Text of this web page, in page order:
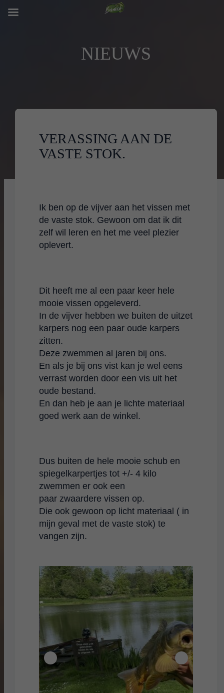
NIEUWS
VERASSING AAN DE
VASTE STOK.
Ik ben op de vijver aan het vissen met
de vaste stok. Gewoon om dat ik dit
zelf wil leren en het me veel plezier
oplevert.
Dit heeft me al een paar keer hele
mooie vissen opgeleverd.
In de vijver hebben we buiten de uitzet
karpers nog een paar oude karpers
zitten.
Deze zwemmen al jaren bij ons.
En als je bij ons vist kan je wel eens
verrast worden door een vis uit het
oude bestand.
En dan heb je aan je lichte materiaal
goed werk aan de winkel.
Dus buiten de hele mooie schub en
spiegelkarpertjes tot +/- 4 kilo
zwemmen er ook een
paar zwaardere vissen op.
Die ook gewoon op licht materiaal ( in
mijn geval met de vaste stok) te
vangen zijn.